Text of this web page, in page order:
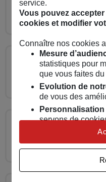
Rédactrice
Leah
Rédactrice
service.
Vous pouvez
cookies et modifier
Connaître nos cookies
Mesure
statistiques pour
que vous faites
Evolution de
de vous des
servons de
et personnaliser
Univers
publicités